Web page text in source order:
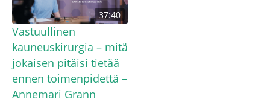
37:40
Vastuullinen
kauneuskirurgia – mitä
jokaisen pitäisi tietää
ennen toimenpidettä –
Annemari Grann